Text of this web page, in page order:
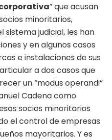
” que acusan
minoritarios,
sistema judicial, les han
y en algunos casos
e instalaciones de sus
a dos casos que
un “modus operandi”
Cadena como
socios minoritarios
el control de empresas
mayoritarios. Y es